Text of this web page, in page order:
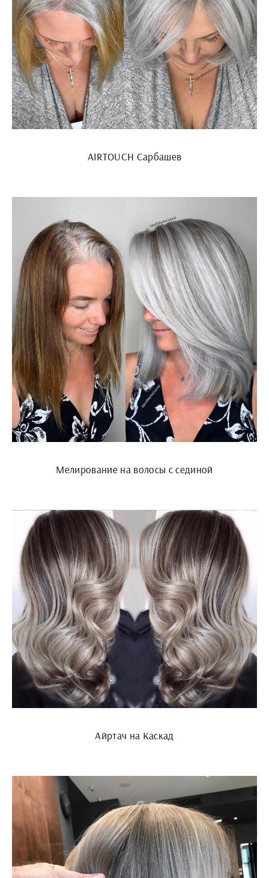
AIRTOUCH Сарбашев
Мелирование на волосы с сединой
Айртач на Каскад